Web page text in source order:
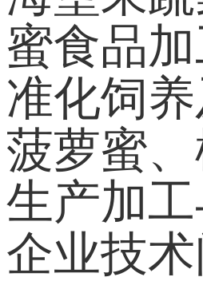
蜜食品
准化饲
菠萝蜜
生产加
企业技